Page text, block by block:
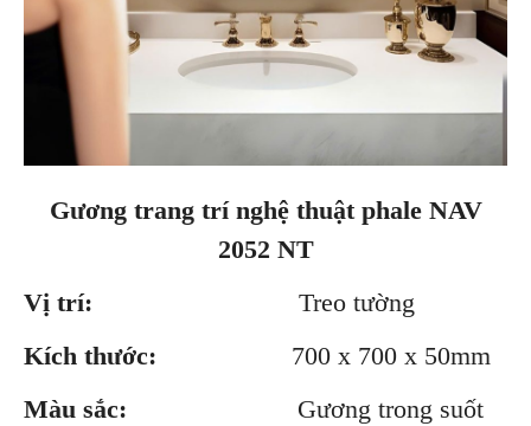
Gương trang trí nghệ thuật phale NAV
2052 NT
Vị trí:
Treo tường
Kích thước:
700 x 700 x 50mm
Màu sắc:
Gương trong suốt